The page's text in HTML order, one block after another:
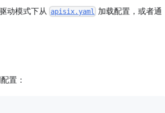
动模式下从 apisix.yaml
加载配置，或者通
置：